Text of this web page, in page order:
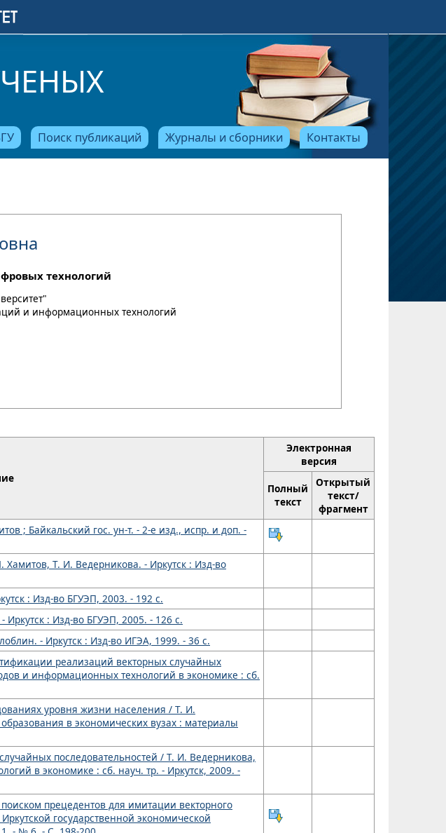
Поиск публикаций Журналы и сборники Контакты
технологий
и информационных технологий
Электронная
версия
Полный
текст
Открытый
текст/
фрагмент
; Байкальский гос. ун-т. - 2-е изд., испр. и доп. -
Т. И. Ведерникова. - Иркутск : Изд-во
: Изд-во БГУЭП, 2003. - 192 с.
: Изд-во БГУЭП, 2005. - 126 с.
- Иркутск : Изд-во ИГЭА, 1999. - 36 с.
реализаций векторных случайных
и информационных технологий в экономике : сб.
уровня жизни населения / Т. И.
в экономических вузах : материалы
последовательностей / Т. И. Ведерникова,
в экономике : сб. науч. тр. - Иркутск, 2009. -
прецедентов для имитации векторного
государственной экономической